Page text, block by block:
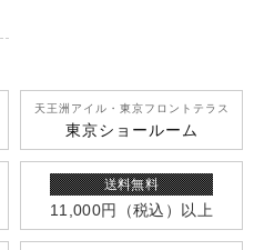
天王洲アイル ・東京フロントテラス
東京ショールーム
送料無料
11,000円 （税込） 以上